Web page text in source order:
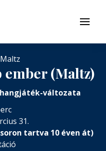
Menü
ember (Maltz)
változata
31.
tartva 10 éven át)